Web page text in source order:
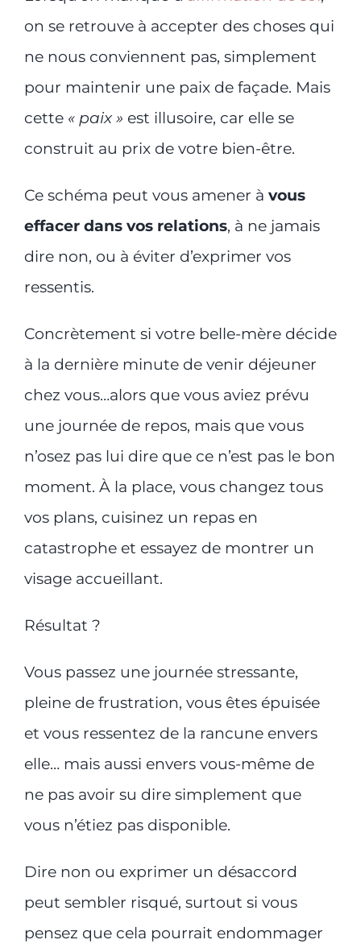
on se retrouve à accepter des choses qui
ne nous conviennent pas, simplement
pour maintenir une paix de façade. Mais
cette « paix » est illusoire, car elle se
construit au prix de votre bien-être.
Ce schéma peut vous amener à vous
effacer dans vos relations, à ne jamais
dire non, ou à éviter d’exprimer vos
ressentis.
Concrètement si votre belle-mère décide
à la dernière minute de venir déjeuner
chez vous…alors que vous aviez prévu
une journée de repos, mais que vous
n’osez pas lui dire que ce n’est pas le bon
moment. À la place, vous changez tous
vos plans, cuisinez un repas en
catastrophe et essayez de montrer un
visage accueillant.
Résultat ?
Vous passez une journée stressante,
pleine de frustration, vous êtes épuisée
et vous ressentez de la rancune envers
elle… mais aussi envers vous-même de
ne pas avoir su dire simplement que
vous n’étiez pas disponible.
Dire non ou exprimer un désaccord
peut sembler risqué, surtout si vous
pensez que cela pourrait endommager